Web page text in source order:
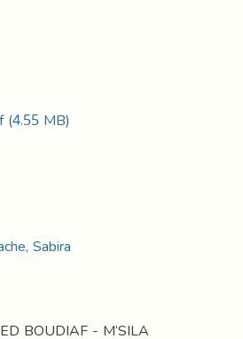
(4.55 MB)
Sabira
BOUDIAF - M’SILA